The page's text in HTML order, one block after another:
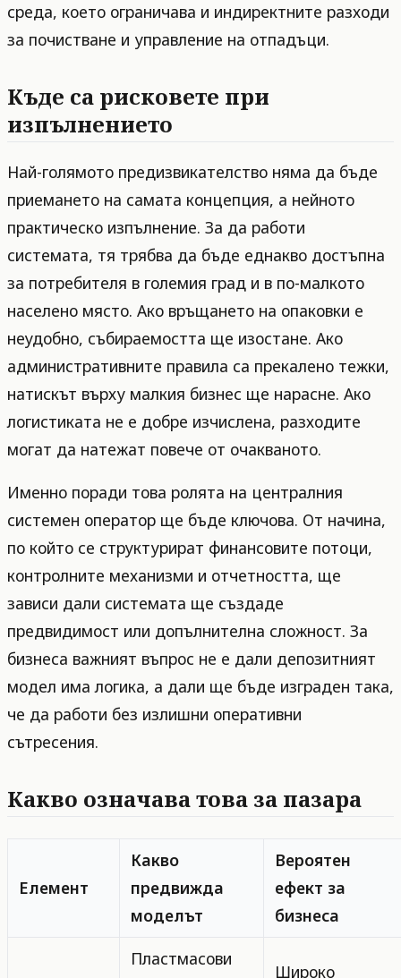
среда, което ограничава и индиректните разходи
за почистване и управление на отпадъци.
Къде са рисковете при
изпълнението
Най-голямото предизвикателство няма да бъде
приемането на самата концепция, а нейното
практическо изпълнение. За да работи
системата, тя трябва да бъде еднакво достъпна
за потребителя в големия град и в по-малкото
населено място. Ако връщането на опаковки е
неудобно, събираемостта ще изостане. Ако
административните правила са прекалено тежки,
натискът върху малкия бизнес ще нарасне. Ако
логистиката не е добре изчислена, разходите
могат да натежат повече от очакваното.
Именно поради това ролята на централния
системен оператор ще бъде ключова. От начина,
по който се структурират финансовите потоци,
контролните механизми и отчетността, ще
зависи дали системата ще създаде
предвидимост или допълнителна сложност. За
бизнеса важният въпрос не е дали депозитният
модел има логика, а дали ще бъде изграден така,
че да работи без излишни оперативни
сътресения.
Какво означава това за пазара
Елемент
Какво
предвижда
моделът
Вероятен
ефект за
бизнеса
Пластмасови
Широко